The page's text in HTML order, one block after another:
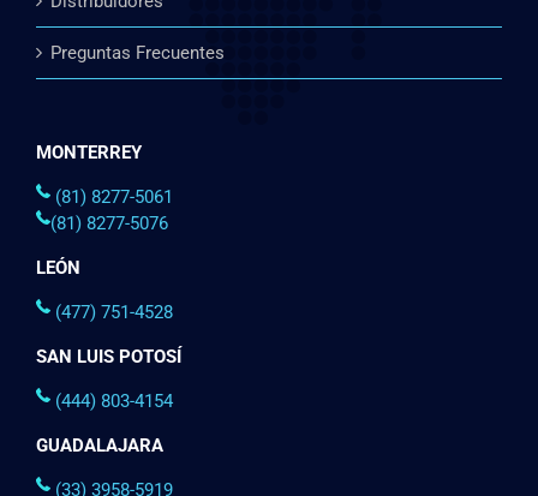
Preguntas Frecuentes
MONTERREY
(81) 8277-5061
(81) 8277-5076
LEÓN
(477) 751-4528
SAN LUIS POTOSÍ
(444) 803-4154
GUADALAJARA
(33) 3958-5919